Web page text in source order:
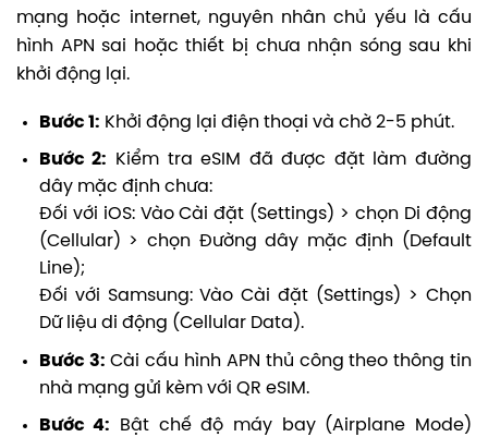
mạng hoặc internet, nguyên nhân chủ yếu là cấu
hình APN sai hoặc thiết bị chưa nhận sóng sau khi
khởi động lại.
Bước 1: Khởi động lại điện thoại và chờ 2-5 phút.
Bước 2: Kiểm tra eSIM đã được đặt làm đường
dây mặc định chưa:
Đối với iOS: Vào Cài đặt (Settings) > chọn Di động
(Cellular) > chọn Đường dây mặc định (Default
Line);
Đối với Samsung: Vào Cài đặt (Settings) > Chọn
Dữ liệu di động (Cellular Data).
Bước 3: Cài cấu hình APN thủ công theo thông tin
nhà mạng gửi kèm với QR eSIM.
Bước 4: Bật chế độ máy bay (Airplane Mode)